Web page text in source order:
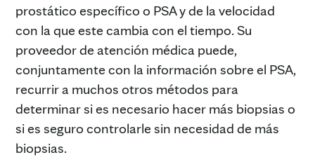
prostático específico o PSA y de la velocidad
con la que este cambia con el tiempo. Su
proveedor de atención médica puede,
conjuntamente con la información sobre el PSA,
recurrir a muchos otros métodos para
determinar si es necesario hacer más biopsias o
si es seguro controlarle sin necesidad de más
biopsias.